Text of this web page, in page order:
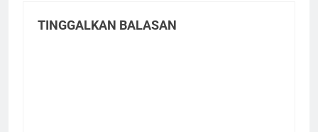
TINGGALKAN BALASAN